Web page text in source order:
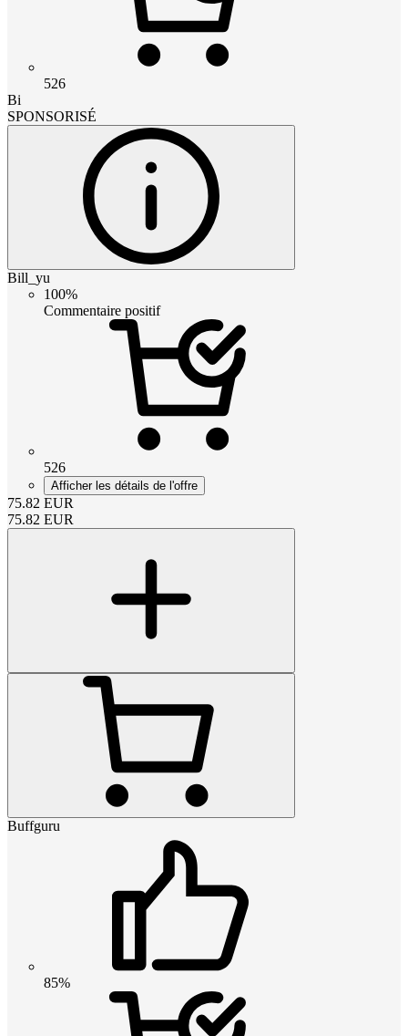
526
Bi
SPONSORISÉ
Bill_yu
100%
Commentaire positif
526
Afficher les détails de l'offre
75.82 EUR
75.82 EUR
Buffguru
85%